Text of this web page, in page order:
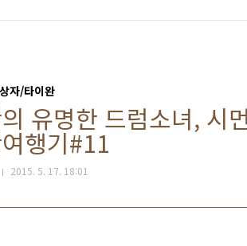
자/타이완
유명한 드럼소녀, 시
행기#11
2015. 5. 17. 18:01